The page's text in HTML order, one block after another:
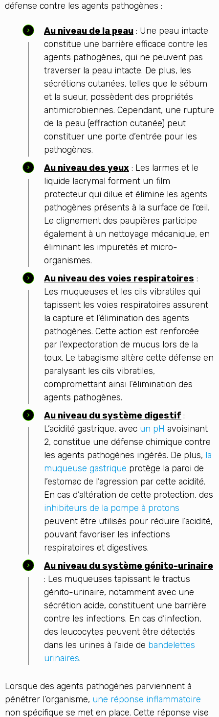
défense contre les agents pathogènes :
Au niveau de la peau : Une peau intacte
constitue une barrière efficace contre les
agents pathogènes, qui ne peuvent pas
traverser la peau intacte. De plus, les
sécrétions cutanées, telles que le sébum
et la sueur, possèdent des propriétés
antimicrobiennes. Cependant, une rupture
de la peau (effraction cutanée) peut
constituer une porte d’entrée pour les
pathogènes.
Au niveau des yeux : Les larmes et le
liquide lacrymal forment un film
protecteur qui dilue et élimine les agents
pathogènes présents à la surface de l’œil.
Le clignement des paupières participe
également à un nettoyage mécanique, en
éliminant les impuretés et micro-
organismes.
Au niveau des voies respiratoires :
Les muqueuses et les cils vibratiles qui
tapissent les voies respiratoires assurent
la capture et l’élimination des agents
pathogènes. Cette action est renforcée
par l’expectoration de mucus lors de la
toux. Le tabagisme altère cette défense en
paralysant les cils vibratiles,
compromettant ainsi l’élimination des
agents pathogènes.
Au niveau du système digestif :
L’acidité gastrique, avec un pH avoisinant
2, constitue une défense chimique contre
les agents pathogènes ingérés. De plus, la
muqueuse gastrique protège la paroi de
l’estomac de l’agression par cette acidité.
En cas d’altération de cette protection, des
inhibiteurs de la pompe à protons
peuvent être utilisés pour réduire l’acidité,
pouvant favoriser les infections
respiratoires et digestives.
Au niveau du système génito-urinaire
: Les muqueuses tapissant le tractus
génito-urinaire, notamment avec une
sécrétion acide, constituent une barrière
contre les infections. En cas d’infection,
des leucocytes peuvent être détectés
dans les urines à l’aide de bandelettes
urinaires.
Lorsque des agents pathogènes parviennent à
pénétrer l’organisme, une réponse inflammatoire
non spécifique se met en place. Cette réponse vise